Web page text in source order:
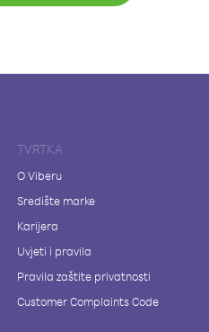
TVRTKA
O Viberu
Središte marke
Karijera
Uvjeti i pravila
Pravila zaštite privatnosti
Customer Complaints Code